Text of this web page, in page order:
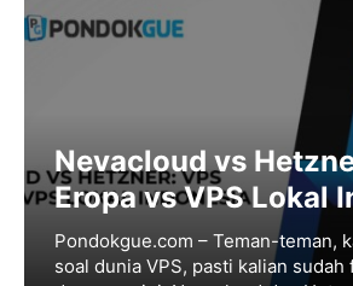
Nevacloud vs
Eropa vs VPS Lokal
Pondokgue.com – Teman-teman,
soal dunia VPS, pasti kalian sudah